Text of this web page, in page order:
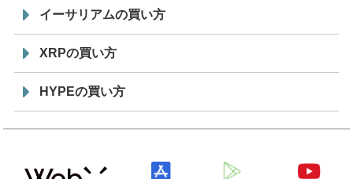
イーサリアムの買い方
XRPの買い方
HYPEの買い方